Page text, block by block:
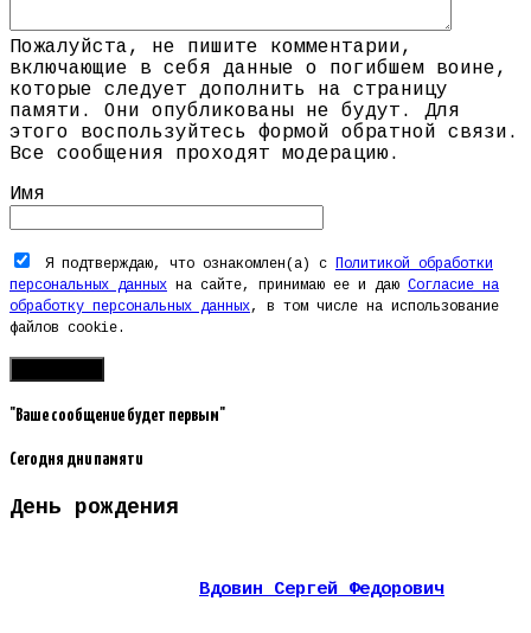
Пожалуйста, не пишите комментарии,
включающие в себя данные о погибшем воине,
которые следует дополнить на страницу
памяти. Они опубликованы не будут. Для
этого воспользуйтесь формой обратной связи.
Все сообщения проходят модерацию.
Имя
Я подтверждаю, что ознакомлен(а) с
Политикой обработки
персональных данных на сайте, принимаю ее и даю Согласие на
обработку персональных данных, в том числе на использование
файлов cookie.
"Ваше сообщение будет первым"
Сегодня дни памяти
День рождения
Вдовин Сергей Федорович